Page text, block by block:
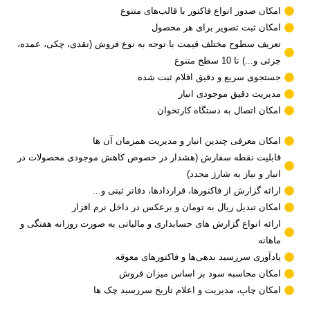
امکان صدور انواع فاکتور با قالب‌های متنوع
امکان ثبت تصویر برای هر محصول
تعریف سطوح مختلف قیمت با توجه به نوع فروش (نقدی، چکی، عمده،
جزئی و...) تا 10 سطح متنوع
جستجوی سریع و دقیق اقلام ثبت شده
مدیریت دقیق موجودی انبار
امکان اتصال به دستگاه کارتخوان
امکان معرفی چندین انبار و مدیریت همزمان آن ها
قابلیت نقطه سفارش (هشدار در خصوص کاهش موجودی محصولات در
انبار و نیاز به شارژ مجدد)
ارائه گزارش از فاکتورها، قراردادها، دفاتر ثبتی و...
امکان تبدیل ریال به تومان و برعکس در داخل نرم افزار
ارائه انواع گزارش های حسابداری و مالیاتی به صورت روزانه هفتگی و
ماهانه
یادآوری سررسید بدهی‌ها و فاکتورهای معوقه
امکان محاسبه سود بر اساس میزان فروش
امکان چاپ، مدیریت و اعلام تاریخ سررسید چک ها